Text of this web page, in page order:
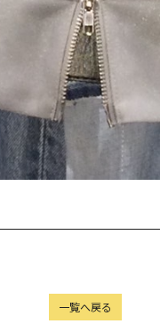
一覧へ戻る